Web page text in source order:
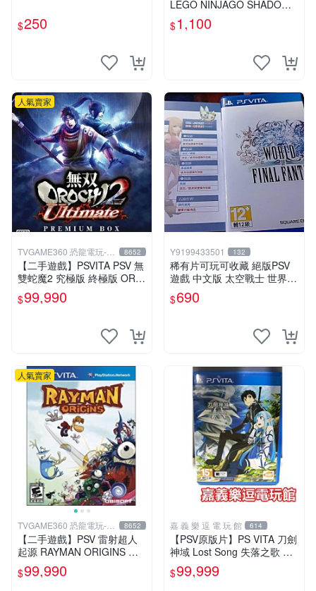
$250
LEGO NINJAGO SHADOW
OF RONIN 英文版
$1,100
人氣賣家
TVGAME360 恐龍電玩-台
中店
8652
【二手遊戲】PSVITA PSV 無
雙蛇魔2 究極版 終極版 ORO
CHI 2 II ULTIMATE 珍藏盒
中文版
$99,990
Y9199433501 132
稀有片可玩可收藏 絕版PSV
遊戲 中文版 太空戰士 世界
中文版
$690
人氣賣家
TVGAME360 恐龍電玩-台
中店
8652
【二手遊戲】PSV 雷射超人
起源 RAYMAN ORIGINS 英
文版【台中恐龍電玩】
$99,990
嘉 義 樂 逗 電 玩 館 614
【PSV原版片】PS VITA 刀劍
神域 Lost Song 失落之歌 【9
成新】✪中文中古二手✪嘉義
樂逗電玩館
$99,999